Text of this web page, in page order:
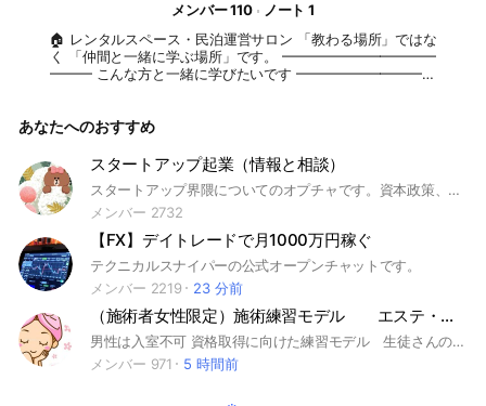
メンバー 110
ノート 1
🏠 レンタルスペース・民泊運営サロン 「教わる場所」ではな
く 「仲間と一緒に学ぶ場所」です。 ━━━━━━━━━━━
━━━ こんな方と一緒に学びたいです ━━━━━━━━━━
もつ人とつながりたい ━━━━━━━━━━━━━━ サロン
の情報共有 💬 運営中の悩みを気軽に相談 📊 リアルな事例・失
敗談のシェア 🤝 同じ志の仲間との交流 🏢 実際の現場見学・オ
フ会への参加 ━━━━━━━━━━━━━━ 運営について ━
━━━━━━━━━━━━━ レンタルスペース130店舗・民
泊・ 旅館業を運営する会社が コミュニティをサポートしま
す。 私たちも毎日現場で学んでいます。 一緒に成長しましょ
う！ ━━━━━━━━━━━━━━ 📩 より深く学びたい方へ
━━━━━━━━━━━━━━ 公式LINEでは無料資料を配布
中です。 ぜひご登録ください👇 [公式LINEリンク] #レンタルス
ペース #民泊 #旅館業 #空き家 #開業 #副業
あなたへのおすすめ
スタートアップ起業（情報と相談）
スタートアップ界隈についてのオプチャです。資本政策、事業推進、など真面目な話題。TechCrunchとかを見る系の起業家向けです。
メンバー 2732
【FX】デイトレードで月1000万円稼ぐ
テクニカルスナイパーの公式オープンチャットです。
メンバー 2219
23 分前
（施術者女性限定）施術練習モデル エステ・ネイル・ボディケアマッサージ・マツエク 美容全般
男性は入室不可 資格取得に向けた練習モデル 生徒さんの練習モデル 技術向上目的 新メニューのモニター などなどの練習モデルと術者のマッチング専用 #エステ #ネイル #アロマ #練習モデル #カットモデル #モニター #格安 #無料モニター #リラクゼーション #綺麗になりたい #女子力 #悩み
メンバー 971
5 時間前